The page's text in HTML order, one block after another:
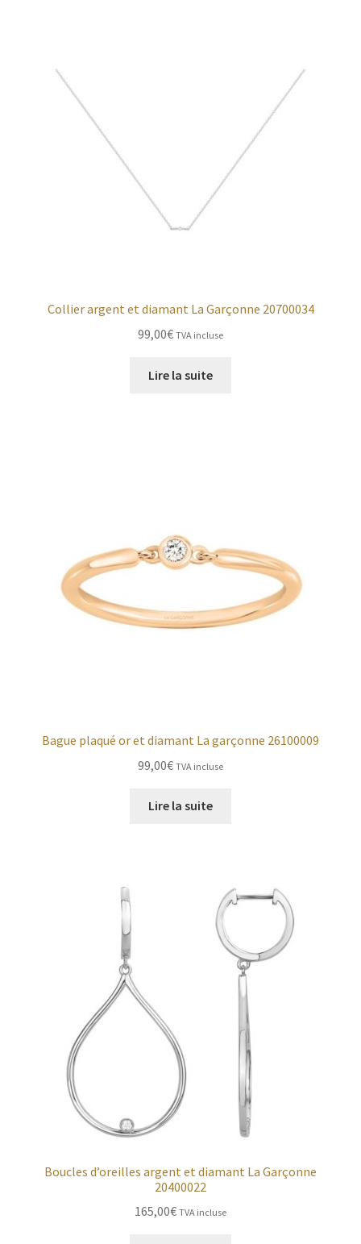
Collier argent et diamant La Garçonne 20700034
99,00€ TVA incluse
Lire la suite
Bague plaqué or et diamant La garçonne 26100009
99,00€ TVA incluse
Lire la suite
Boucles d’oreilles argent et diamant La Garçonne
20400022
165,00€ TVA incluse